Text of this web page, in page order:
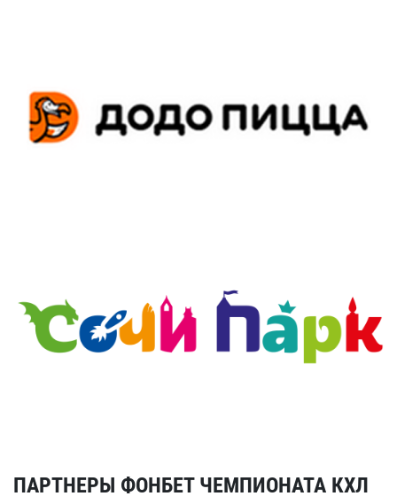
ПАРТНЕРЫ ФОНБЕТ ЧЕМПИОНАТА КХЛ